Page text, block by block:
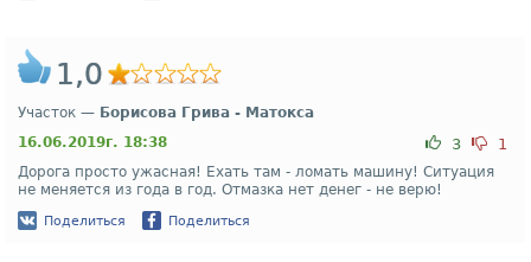
1,0
Участок — Борисова Грива - Матокса
16.06.2019г. 18:38
3 1
Дорога просто ужасная! Ехать там - ломать машину! Ситуация
не меняется из года в год. Отмазка нет денег - не верю!
Поделиться Поделиться